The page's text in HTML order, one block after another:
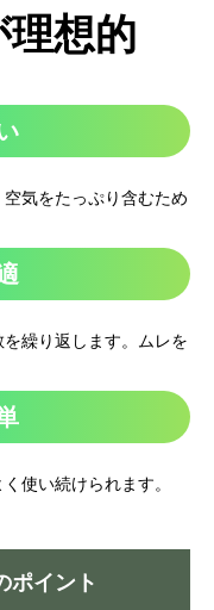
想的
気をたっぷり含むため
繰り返します。ムレを
使い続けられます。
ポイント